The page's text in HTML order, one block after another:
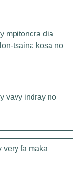
mpitondra dia
tsaina kosa no
vavy indray no
very fa maka